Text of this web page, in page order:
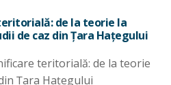
de la teorie la
de caz din Ţara Haţegului
teritorială: de la teorie
Ţara Haţegului